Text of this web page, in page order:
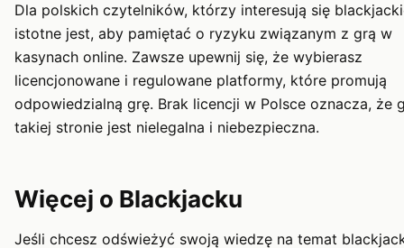
Dla polskich czytelników, którzy interesują się
istotne jest, aby pamiętać o ryzyku związanym z grą w
kasynach online. Zawsze upewnij się, że wybierasz
licencjonowane i regulowane platformy, które promują
odpowiedzialną grę. Brak licencji w Polsce oznacza, że
takiej stronie jest nielegalna i niebezpieczna.
Więcej o Blackjacku
Jeśli chcesz odświeżyć swoją wiedzę na temat